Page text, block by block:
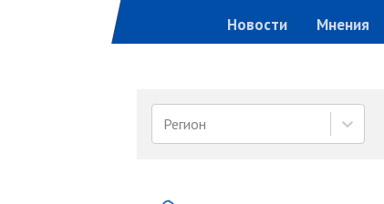
Новости Мнения
Регион